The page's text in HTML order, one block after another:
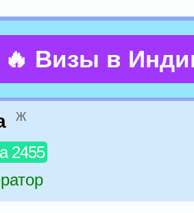
🔥 Визы в
ж
2455